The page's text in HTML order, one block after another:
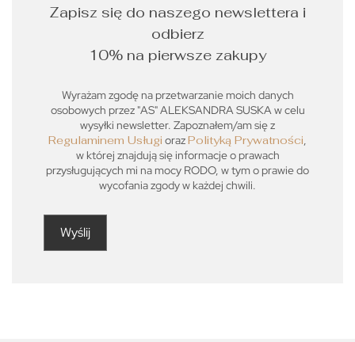
Zapisz się do naszego newslettera i
odbierz
10% na pierwsze zakupy
Wyrażam zgodę na przetwarzanie moich danych
osobowych przez "AS" ALEKSANDRA SUSKA w celu
wysyłki newsletter. Zapoznałem/am się z
Regulaminem Usługi orazPolityką Prywatności,
w której znajdują się informacje o prawach
przysługujących mi na mocy RODO, w tym o prawie do
wycofania zgody w każdej chwili.